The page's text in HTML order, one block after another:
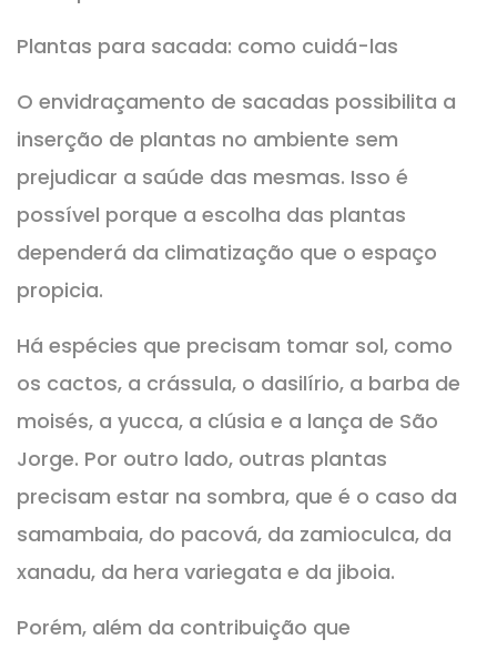
Plantas para sacada: como cuidá-las
O envidraçamento de sacadas possibilita a
inserção de plantas no ambiente sem
prejudicar a saúde das mesmas. Isso é
possível porque a escolha das plantas
dependerá da climatização que o espaço
propicia.
Há espécies que precisam tomar sol, como
os cactos, a crássula, o dasilírio, a barba de
moisés, a yucca, a clúsia e a lança de São
Jorge. Por outro lado, outras plantas
precisam estar na sombra, que é o caso da
samambaia, do pacová, da zamioculca, da
xanadu, da hera variegata e da jiboia.
Porém, além da contribuição que